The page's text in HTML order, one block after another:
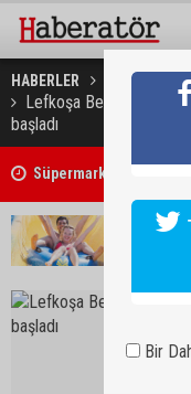
HABERLER KÜLTÜR &
Lefkoşa Belediye
başladı
7 Ağustos 2026 Döviz
Bir